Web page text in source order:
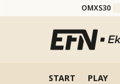
OMXS30
START PLAY